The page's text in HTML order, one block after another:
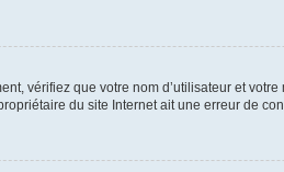
vérifiez que votre nom d’utilisateur et
du site Internet ait une erreur de